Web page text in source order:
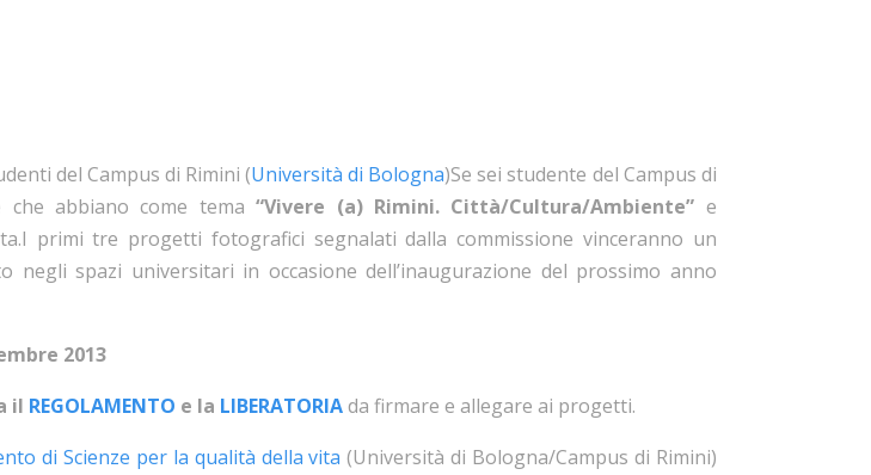
del Campus di Rimini (Università di Bologna)Se sei studente del Campus di
che abbiano come tema“Vivere (a) Rimini. Città/Cultura/Ambiente” e
primi tre progetti fotografici segnalati dalla commissione vinceranno un
spazi universitari in occasione dell’inaugurazione del prossimo anno
2013
il REGOLAMENTO e la LIBERATORIAda firmare e allegare ai progetti.
di Scienze per la qualità della vita (Università di Bologna/Campus di Rimini)